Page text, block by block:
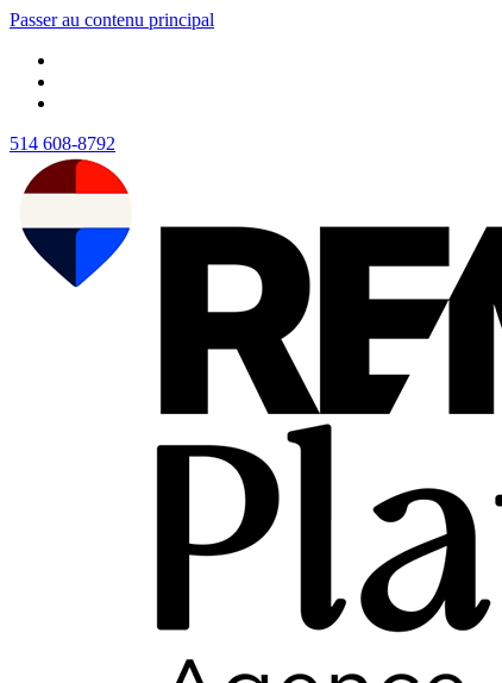
Passer au contenu principal
514 608-8792